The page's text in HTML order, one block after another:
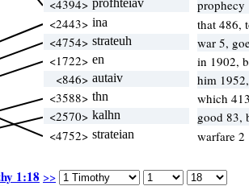
1:18 >>
<4394> profhteiav
<2443> ina
that 486,
<4754> strateuh
war 5,
<1722> en
in 1902,
<846> autaiv
him
<3588> thn
which
<2570> kalhn
good 83,
<4752> strateian warfare 2